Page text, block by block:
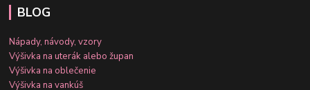
BLOG
Nápady, návody, vzory
Výšivka na uterák alebo župan
Výšivka na oblečenie
Výšivka na vankúš